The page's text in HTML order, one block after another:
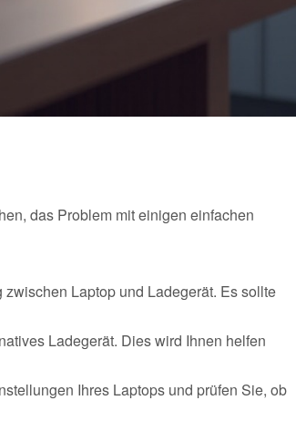
das Problem mit einigen einfachen
Laptop und Ladegerät. Es sollte
Ladegerät. Dies wird Ihnen helfen
Ihres Laptops und prüfen Sie, ob